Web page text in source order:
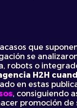
que
se
robots o
H2H
en estas
, consiguiendo
promoción de